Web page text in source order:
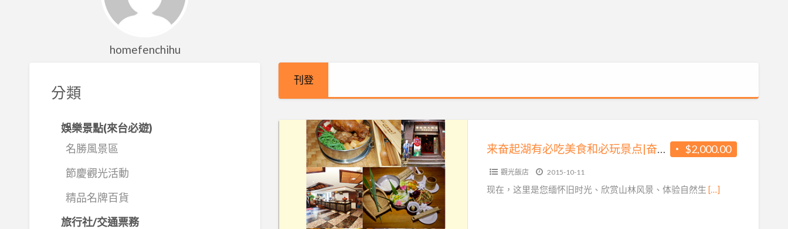
homefenchihu
分類
娛樂景點(來台必遊)
名勝風景區
節慶觀光活動
精品名牌百貨
旅行社/交通票務
刊登
$2,000.00
来奋起湖有必吃美食和必玩景点|奋起湖大饭店
觀光飯店 2015-10-11
现在，这里是您缅怀旧时光、欣赏山林风景、体验自然生 […]